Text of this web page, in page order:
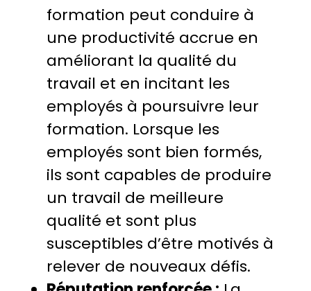
formation peut conduire à
une productivité accrue en
améliorant la qualité du
travail et en incitant les
employés à poursuivre leur
formation. Lorsque les
employés sont bien formés,
ils sont capables de produire
un travail de meilleure
qualité et sont plus
susceptibles d’être motivés à
relever de nouveaux défis.